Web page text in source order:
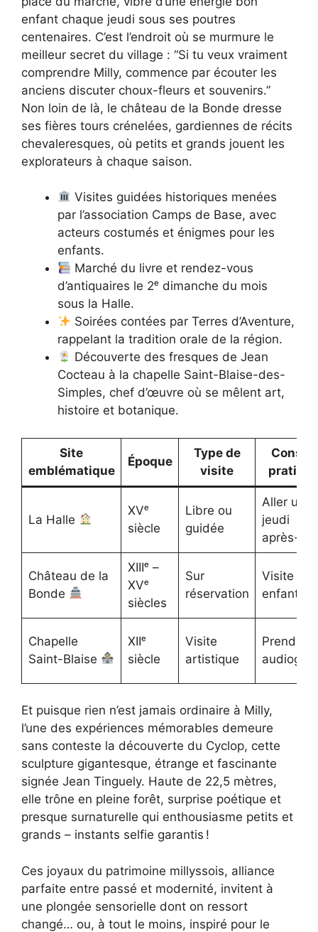
enfant chaque jeudi sous ses poutres
centenaires. C’est l’endroit où se murmure le
meilleur secret du village : “Si tu veux vraiment
comprendre Milly, commence par écouter les
anciens discuter choux-fleurs et souvenirs.”
Non loin de là, le château de la Bonde dresse
ses fières tours crénelées, gardiennes de récits
chevaleresques, où petits et grands jouent les
explorateurs à chaque saison.
Visites guidées historiques menées
par l’association Camps de Base, avec
acteurs costumés et énigmes pour les
enfants.
Marché du livre et rendez-vous
d’antiquaires le 2ᵉ dimanche du mois
sous la Halle.
Soirées contées par Terres d’Aventure,
rappelant la tradition orale de la région.
Découverte des fresques de Jean
Cocteau à la chapelle Saint-Blaise-des-
Simples, chef d’œuvre où se mêlent art,
histoire et botanique.
Site
emblématique
Époque
Type de
visite
Conseil
La Halle
XVᵉ
siècle
Libre ou
guidée
Aller un
jeudi
après-
Château de la
Bonde
XIIIᵉ –
XVᵉ
siècles
Sur
réservation
Visite
enfants
Chapelle
Saint-Blaise
XIIᵉ
siècle
Visite
artistique
Prendre
Et puisque rien n’est jamais ordinaire à Milly,
l’une des expériences mémorables demeure
sans conteste la découverte du Cyclop, cette
sculpture gigantesque, étrange et fascinante
signée Jean Tinguely. Haute de 22,5 mètres,
elle trône en pleine forêt, surprise poétique et
presque surnaturelle qui enthousiasme petits et
grands – instants selfie garantis !
Ces joyaux du patrimoine millyssois, alliance
parfaite entre passé et modernité, invitent à
une plongée sensorielle dont on ressort
changé… ou, à tout le moins, inspiré pour le